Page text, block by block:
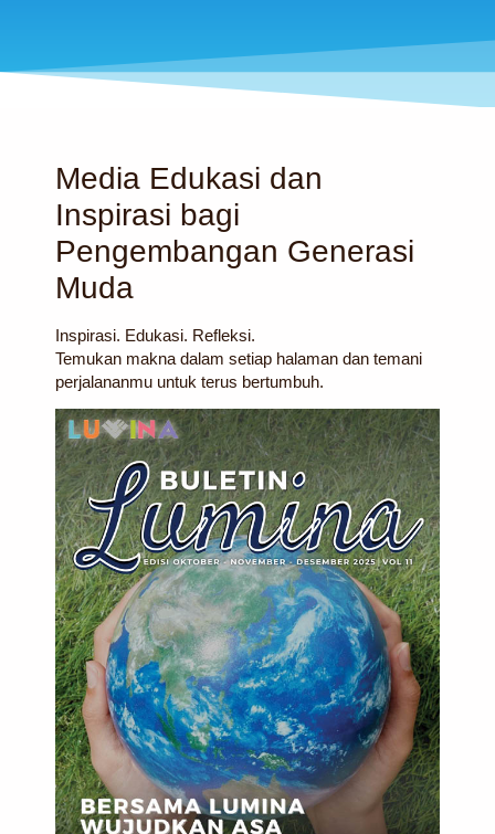
Media Edukasi dan
Inspirasi bagi
Pengembangan Generasi
Muda
Inspirasi. Edukasi. Refleksi.
Temukan makna dalam setiap halaman dan temani
perjalananmu untuk terus bertumbuh.